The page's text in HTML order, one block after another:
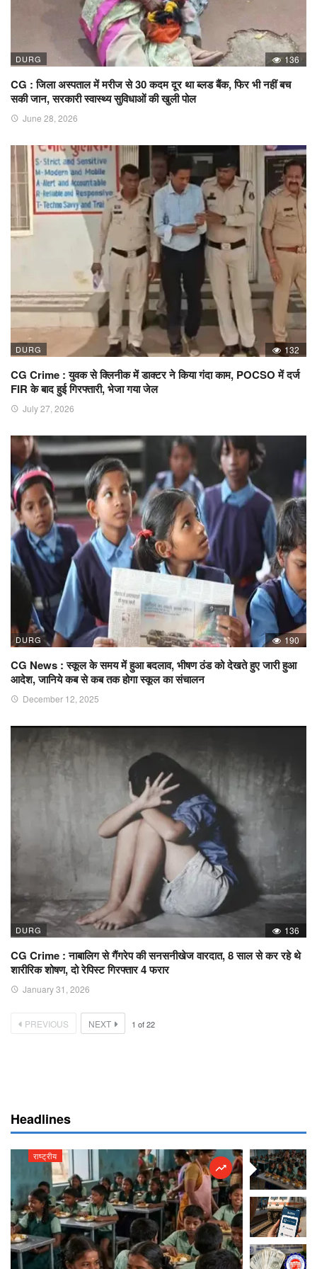
DURG 136
CG : जिला अस्पताल में मरीज से 30 कदम दूर था ब्लड बैंक, फिर भी नहीं बच
सकी जान, सरकारी स्वास्थ्य सुविधाओं की खुली पोल
June 28, 2026
DURG 132
CG Crime : युवक से क्लिनीक में डाक्टर ने किया गंदा काम, POCSO में दर्ज
FIR के बाद हुई गिरफ्तारी, भेजा गया जेल
July 27, 2026
DURG 190
CG News : स्कूल के समय में हुआ बदलाव, भीषण ठंड को देखते हुए जारी हुआ
आदेश, जानिये कब से कब तक होगा स्कूल का संचालन
December 12, 2025
DURG 136
CG Crime : नाबालिग से गैंगरेप की सनसनीखेज वारदात, 8 साल से कर रहे थे
शारीरिक शोषण, दो रेपिस्ट गिरफ्तार 4 फरार
January 31, 2026
PREVIOUS NEXT 1 of22
Headlines
राष्ट्रीय राष्ट्रीय